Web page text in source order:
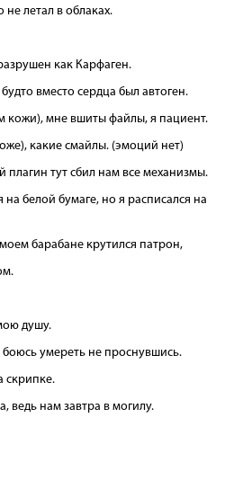
летал в облаках.
как Карфаген.
вместо сердца был автоген.
кожи), мне вшиты файлы, я пациент.
какие смайлы. (эмоций нет)
плагин тут сбил нам все механизмы.
белой бумаге, но я расписался на
барабане крутился патрон,
душу.
боюсь умереть не проснувшись.
скрипке.
ведь нам завтра в могилу.